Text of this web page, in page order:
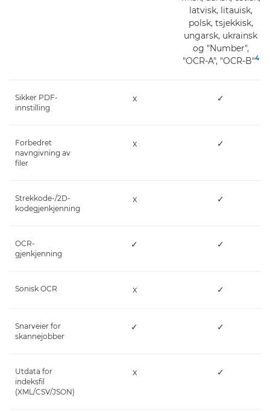
latvisk, litauisk,
polsk, tsjekkisk,
ungarsk, ukrainsk
og "Number",
"OCR-A", "OCR-B"4
Sikker PDF-
innstilling
x ✓
Forbedret
navngivning av
filer
x ✓
Strekkode-/2D-
kodegjenkjenning
x ✓
OCR-
gjenkjenning
✓ ✓
Sonisk OCR x ✓
Snarveier for
skannejobber
✓ ✓
Utdata for
indeksfil
(XML/CSV/JSON)
x ✓